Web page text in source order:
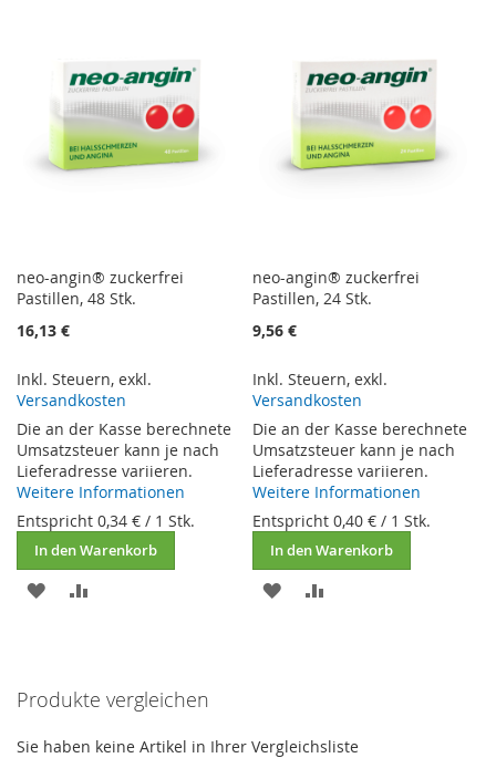
neo-angin® zuckerfrei
Pastillen, 48 Stk.
16,13 €
Inkl. Steuern, exkl.
Versandkosten
Die an der Kasse berechnete
Umsatzsteuer kann je nach
Lieferadresse variieren.
Weitere Informationen
Entspricht 0,34 € / 1 Stk.
In den Warenkorb
ZUR
neo-angin® zuckerfrei
Pastillen, 24 Stk.
9,56 €
Inkl. Steuern,exkl.
Versandkosten
Die an der Kasse berechnete
Umsatzsteuer kann je nach
Lieferadresse variieren.
Weitere Informationen
Entspricht0,40 € / 1 Stk.
In den Warenkorb
ZUR
Produkte vergleichen
Sie haben keine Artikel in Ihrer Vergleichsliste